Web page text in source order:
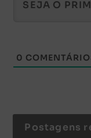
0
Postagens